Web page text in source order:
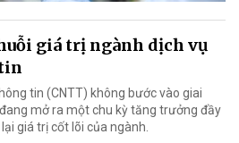
giá trị ngành dịch vụ
tin (CNTT) không bước vào giai
mở ra một chu kỳ tăng trưởng đầy
giá trị cốt lõi của ngành.